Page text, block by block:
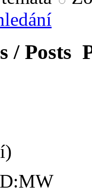
/ Posts